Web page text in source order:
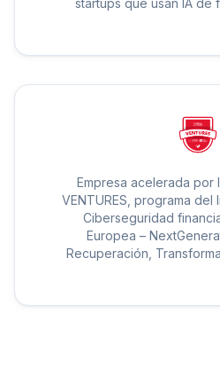
startups que usan IA de
Empresa acelerada por
VENTURES, programa del
Ciberseguridad
Europea –
Recuperación,